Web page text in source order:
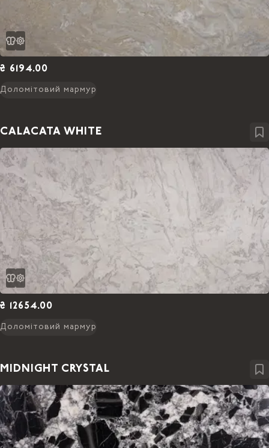
₴ 6194.00
Доломітовий мармур
CALACATA WHITE
₴ 12654.00
Доломітовий мармур
MIDNIGHT CRYSTAL